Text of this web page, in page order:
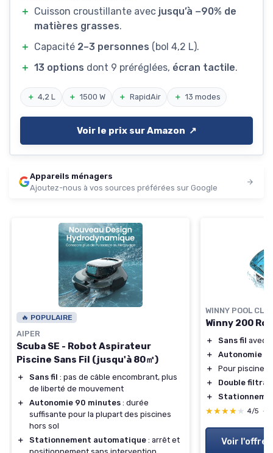
＋ Cuisson croustillante avec jusqu’à −90% de
matières grasses.
＋ Capacité 2–3 personnes (bol 4,2 L).
＋ 13 options dont 9 préréglées, écran tactile.
＋ 4,2 L ＋ 1500 W ＋ RapidAir ＋ 13 modes
Voir le prix sur Amazon ↗️
Appareils ménagers
Ajoutez-nous à vos sources préférées sur Google
🔥 POPULAIRE
AIPER
Scuba SE - Robot Aspirateur
Piscine Sans Fil (jusqu'à 80㎡)
＋ Sans fil : pas de câble encombrant, plus
de liberté de mouvement
＋
Autonomie 90 minutes : durée
suffisante pour la plupart des piscines
hors sol
＋
Stationnement automatique : arrêt et
WINNY POOL
Winny 200
＋ Sans fil avec
＋
Autonomie
＋
Pour piscines
＋
Double
＋
★★★★★
★★★★★ 4/5 —
Voir l'offre